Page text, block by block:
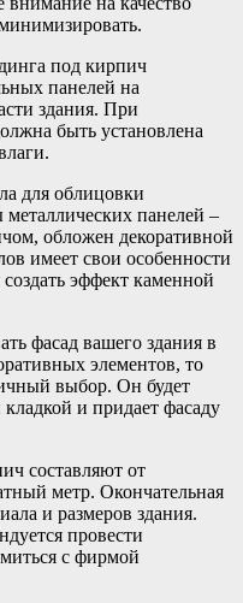
под кирпич
панелей на
здания. При
быть установлена
для облицовки
панелей –
обложен декоративной
имеет свои особенности
эффект каменной
фасад вашего здания в
элементов, то
выбор. Он будет
и придает фасаду
составляют от
метр. Окончательная
и размеров здания.
провести
с фирмой